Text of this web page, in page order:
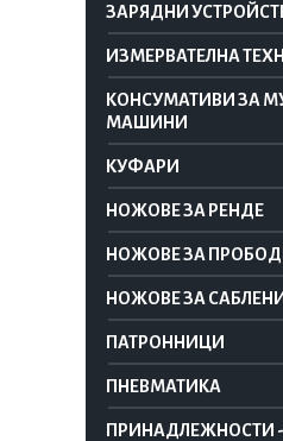
ЗАРЯДНИ
ИЗМЕРВАТЕЛНА
КОНСУМАТИВИ ЗА
МАШИНИ
КУФАРИ
НОЖОВЕ ЗА РЕНДЕ
НОЖОВЕ ЗА
НОЖОВЕ ЗА
ПАТРОННИЦИ
ПНЕВМАТИКА
ПРИНАДЛЕЖНОСТИ -